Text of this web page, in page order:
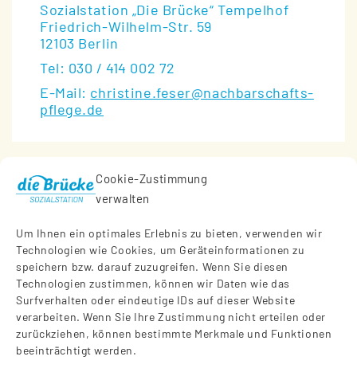
Cookie-Zustimmung
verwalten
Um Ihnen ein optimales Erlebnis zu bieten, verwenden wir
Technologien wie Cookies, um Geräteinformationen zu
speichern bzw. darauf zuzugreifen. Wenn Sie diesen
Technologien zustimmen, können wir Daten wie das
Surfverhalten oder eindeutige IDs auf dieser Website
verarbeiten. Wenn Sie Ihre Zustimmung nicht erteilen oder
zurückziehen, können bestimmte Merkmale und Funktionen
beeinträchtigt werden.
Sozialstation „Die Brücke“ Tempelhof
Friedrich-Wilhelm-Str. 59
12103 Berlin
Tel: 030 / 414 002 72
E-Mail: christine.feser@nachbarschafts-
pflege.de
SOCIAL MEDIA 📱
"Die Brücke" auf Instagram
"Die Brücke" auf Facebook